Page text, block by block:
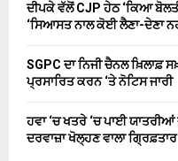
ਦੀਪਕੇ ਵੱਲੋਂ CJP ਹੇਠ ‘ਕਿਆ
‘ਸਿਆਸਤ ਨਾਲ ਕੋਈ ਲੈਣਾ-ਦੇਣਾ
SGPC ਦਾ ਨਿਜੀ ਚੈਨਲ ਖ਼ਿਲਾਫ਼
ਪ੍ਰਸਾਰਿਤ ਕਰਨ ‘ਤੇ ਨੋਟਿਸ ਜਾਰੀ
ਹਵਾ ‘ਚ ਖਤਰੇ ‘ਚ ਪਾਈ ਯਾਤਰੀਆਂ
ਦਰਵਾਜ਼ਾ ਖੋਲ੍ਹਣ ਵਾਲਾ ਗ੍ਰਿਫ਼ਤਾਰ